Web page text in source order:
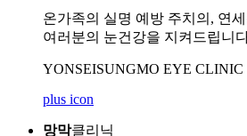
온가족의 실명 예방 주치의, 연
여러분의 눈건강을 지켜드립니
YONSEISUNGMO EYE CLINIC
plus icon
망막클리닉